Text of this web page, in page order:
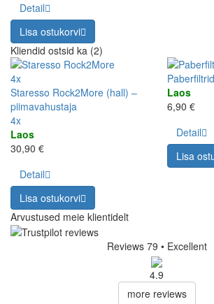
Detail
Lisa ostukorvi
Kliendid ostsid ka (2)
4x
Staresso Rock2More (hall) –
piimavahustaja
4x
Laos
30,90 €
Detail
Lisa ostukorvi
Laos
6,90 €
Detail
Lisa
Arvustused meie klientidelt
Reviews 79 • Excellent
4.9
more reviews